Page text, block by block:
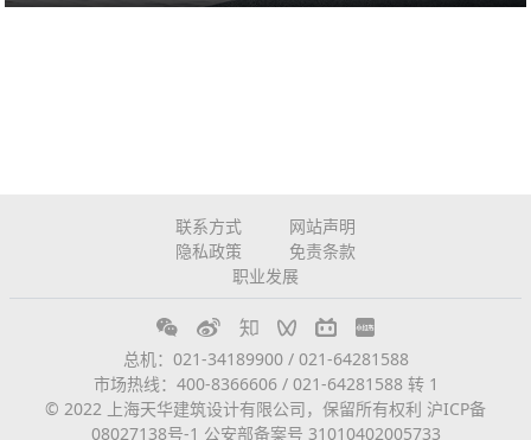
联系方式
网站声明
隐私政策
免责条款
职业发展
总机：021-34189900 / 021-64281588
市场热线：400-8366606 / 021-64281588 转 1
© 2022 上海天华建筑设计有限公司，保留所有权利 沪ICP备
08027138号-1 公安部备案号 31010402005733